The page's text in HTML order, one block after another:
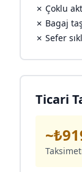
✗ Çoklu
✗ Bagaj
✗ Sefer
Ticari